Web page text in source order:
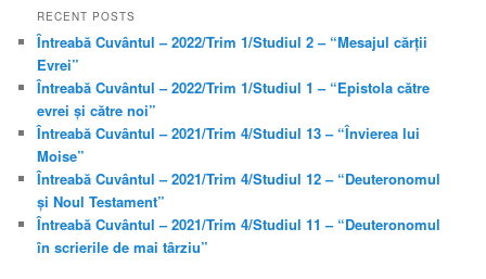
r
c
h
RECENT POSTS
Întreabă Cuvântul – 2022/Trim 1/Studiul 2 – “Mesajul cărții
Evrei”
Întreabă Cuvântul – 2022/Trim 1/Studiul 1 – “Epistola către
evrei și către noi”
Întreabă Cuvântul – 2021/Trim 4/Studiul 13 – “Învierea lui
Moise”
Întreabă Cuvântul – 2021/Trim 4/Studiul 12 – “Deuteronomul
și Noul Testament”
Întreabă Cuvântul – 2021/Trim 4/Studiul 11 – “Deuteronomul
în scrierile de mai târziu”